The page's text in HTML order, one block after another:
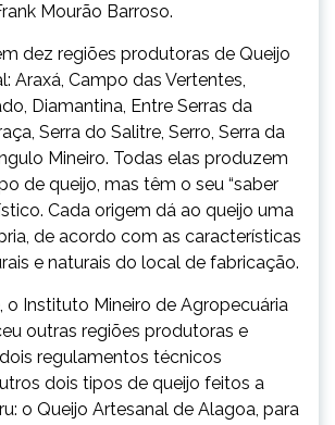
Mourão Barroso.
dez regiões produtoras de Queijo
Araxá, Campo das Vertentes,
Diamantina, Entre Serras da
Serra do Salitre, Serro, Serra da
Mineiro. Todas elas produzem
de queijo, mas têm o seu “saber
Cada origem dá ao queijo uma
de acordo com as características
e naturais do local de fabricação.
o Instituto Mineiro de Agropecuária
outras regiões produtoras e
regulamentos técnicos
dois tipos de queijo feitos a
o Queijo Artesanal de Alagoa, para